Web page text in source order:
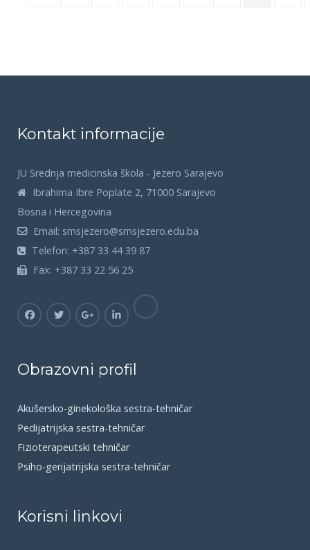
Kontakt informacije
JU Srednja medicinska škola - Jezero Sarajevo
Ibrahima Ibre Poplate 2, 71000 Sarajevo
Bosna i Hercegovina
Email: smsjezero@smsjezero.edu.ba
Telefon: +387 33 44 39 87
Fax: +387 33 22 56 25
Obrazovni profil
Akušersko-ginekološka sestra-tehničar
Pedijatrijska sestra-tehničar
Fizioterapeutski tehničar
Psiho-gerijatrijska sestra-tehničar
Korisni linkovi